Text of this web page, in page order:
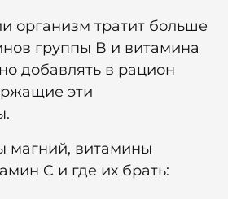
организм тратит больше
группы B и витамина
добавлять в рацион
эти
магний, витамины
C и где их брать: